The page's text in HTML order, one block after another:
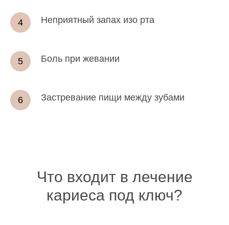
Неприятный запах изо рта
Боль при жевании
Застревание пищи между зубами
Что входит в лечение
кариеса под ключ?